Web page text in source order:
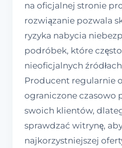
na oficjalnej stronie
rozwiązanie pozwala
ryzyka nabycia
podróbek, które
nieoficjalnych
Producent regularnie
ograniczone czasowo
swoich klientów,
sprawdzać witrynę,
najkorzystniejszej